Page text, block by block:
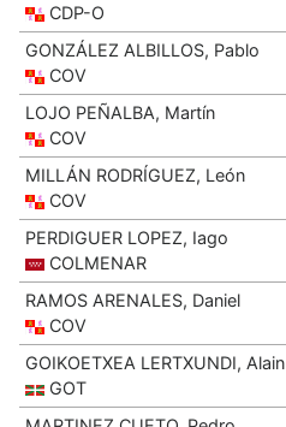
CDP-O
GONZÁLEZ ALBILLOS, Pablo
COV
LOJO PEÑALBA, Martín
COV
MILLÁN RODRÍGUEZ, León
COV
PERDIGUER LOPEZ, Iago
COLMENAR
RAMOS ARENALES, Daniel
COV
GOIKOETXEA LERTXUNDI, Alain
GOT